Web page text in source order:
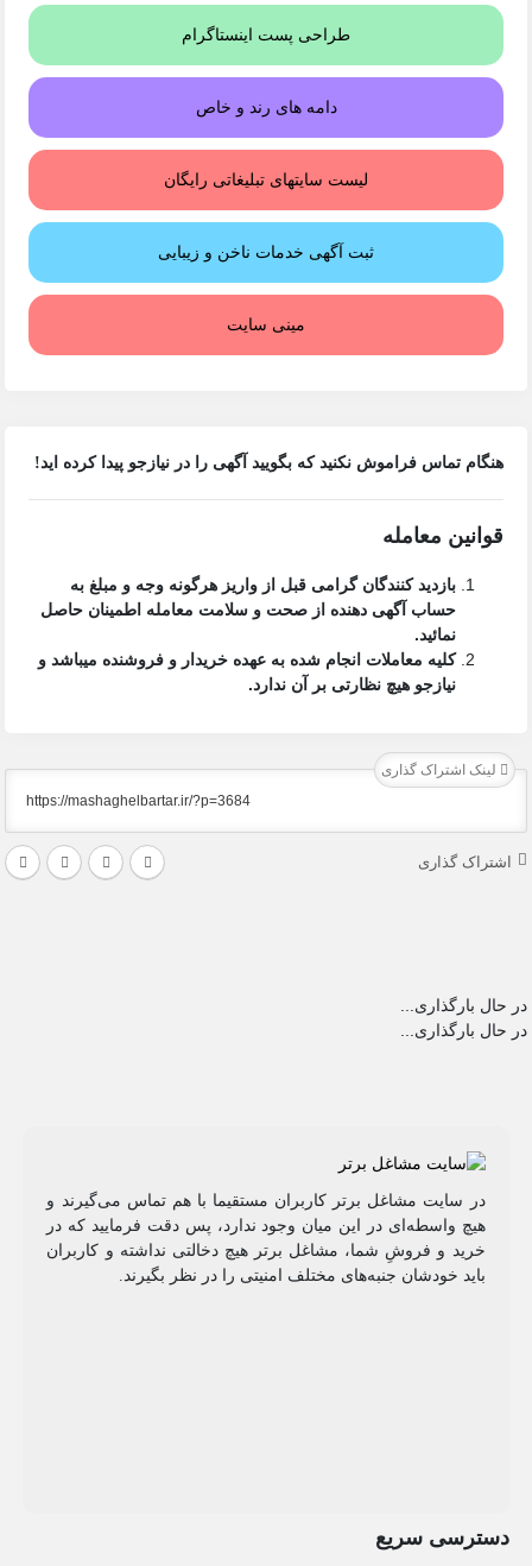
طراحی پست اینستاگرام
دامه های رند و خاص
لیست سایتهای تبلیغاتی رایگان
ثبت آگهی خدمات ناخن و زیبایی
مینی سایت
هنگام تماس فراموش نکنید که بگویید آگهی را درنیازجوپیدا کرده اید!
قوانین معامله
بازدید کنندگان گرامی قبل از واریز هرگونه وجه و مبلغ به
حساب آگهی دهنده از صحت و سلامت معامله اطمینان حاصل
نمائید.
کلیه معاملات انجام شده به عهده خریدار و فروشنده میباشد و
نیازجو هیچ نظارتی بر آن ندارد.
لینک اشتراک گذاری
اشتراک گذاری
در حال بارگذاری...
در حال بارگذاری...
در سایت مشاغل برتر کاربران مستقیما با هم تماس می‌گیرند و
هیچ واسطه‌ای در این میان وجود ندارد، پس دقت فرمایید که در
خرید و فروشِ شما، مشاغل برتر هیچ دخالتی نداشته و کاربران
باید خودشان جنبه‌های مختلف امنیتی را در نظر بگیرند.
دسترسی سریع